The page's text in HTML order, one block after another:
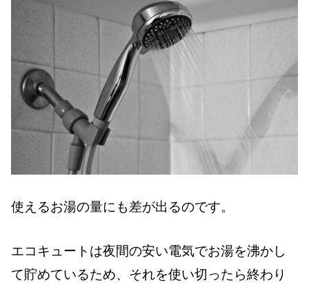
使えるお湯の量にも差が出るのです。
エコキュートは夜間の安い電気でお湯を沸かし
て貯めているため、それを使い切ったら終わり